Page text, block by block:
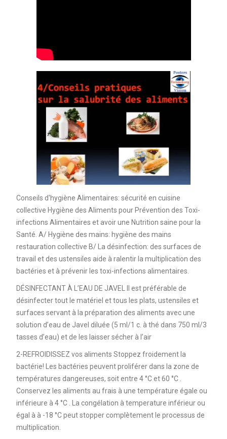
Conseils d'hygiène Alimentaires: sécurité en cuisine
collective Hygiène des Aliments pour Prévention des Toxi-
infections Alimentaires et avoir une Nutrition saine pour la
Santé. A/ Hygiène des mains: hygiène des mains
restauration collective B/ La désinfection: des surfaces de
travail et des ustensiles aide à ralentir la multiplication des
bactéries et à prévenir les toxi-infections alimentaires.
DÉSINFECTANT À L’EAU DE JAVEL Il est préférable de
désinfecter tout le matériel et tous les plats, ustensiles et
surfaces servant à la préparation des aliments avec une
solution d’eau de Javel diluée (5 ml/1 c. à thé dans 750 ml/3
tasses d’eau) et de les laisser sécher à l’air
2-REFROIDISSEZ vos aliments Stoppez froidement la
bactérie! Les bactéries peuvent proliférer dans la zone de
températures dangereuses, soit entre 4 °C et 60 °C .
Conservez les aliments au frais à une température égale ou
inférieure à 4 °C . La congélation à temperature inférieur ou
égal à à -18 °C peut stopper complètement le processus de
multiplication.